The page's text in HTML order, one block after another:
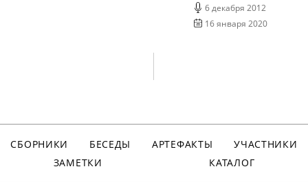
6 декабря 2012
16 января 2020
СБОРНИКИ БЕСЕДЫ АРТЕФАКТЫ
УЧАСТНИКИ
ЗАМЕТКИ
КАТАЛОГ